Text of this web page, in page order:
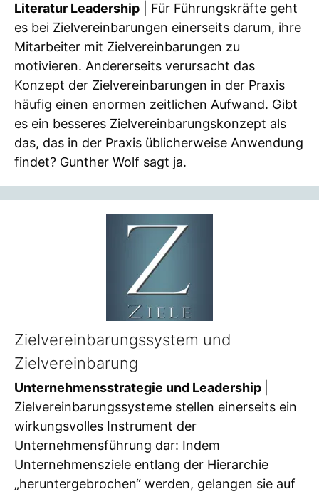
Literatur Leadership | Für Führungskräfte geht
es bei Zielvereinbarungen einerseits darum, ihre
Mitarbeiter mit Zielvereinbarungen zu
motivieren. Andererseits verursacht das
Konzept der Zielvereinbarungen in der Praxis
häufig einen enormen zeitlichen Aufwand. Gibt
es ein besseres Zielvereinbarungskonzept als
das, das in der Praxis üblicherweise Anwendung
findet? Gunther Wolf sagt ja.
Zielvereinbarungssystem und
Zielvereinbarung
Unternehmensstrategie und Leadership
Zielvereinbarungssysteme stellen einerseits ein
wirkungsvolles Instrument der
Unternehmensführung dar: Indem
Unternehmensziele entlang der Hierarchie
„heruntergebrochen“ werden, gelangen sie auf